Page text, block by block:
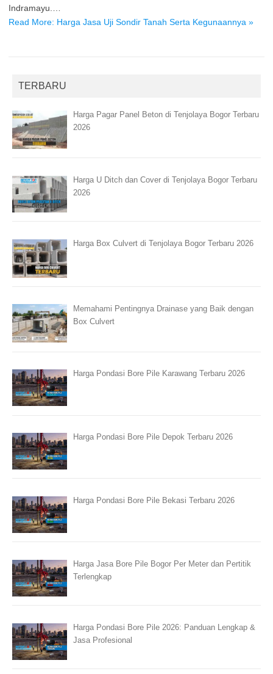
Indramayu.…
Read More: Harga Jasa Uji Sondir Tanah Serta Kegunaannya »
TERBARU
Harga Pagar Panel Beton di Tenjolaya Bogor Terbaru
2026
Harga U Ditch dan Cover di Tenjolaya Bogor Terbaru
2026
Harga Box Culvert di Tenjolaya Bogor Terbaru 2026
Memahami Pentingnya Drainase yang Baik dengan
Box Culvert
Harga Pondasi Bore Pile Karawang Terbaru 2026
Harga Pondasi Bore Pile Depok Terbaru 2026
Harga Pondasi Bore Pile Bekasi Terbaru 2026
Harga Jasa Bore Pile Bogor Per Meter dan Pertitik
Terlengkap
Harga Pondasi Bore Pile 2026: Panduan Lengkap &
Jasa Profesional